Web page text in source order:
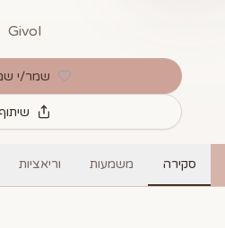
Givol
שמר/י
סקירה משמעות וריאציות